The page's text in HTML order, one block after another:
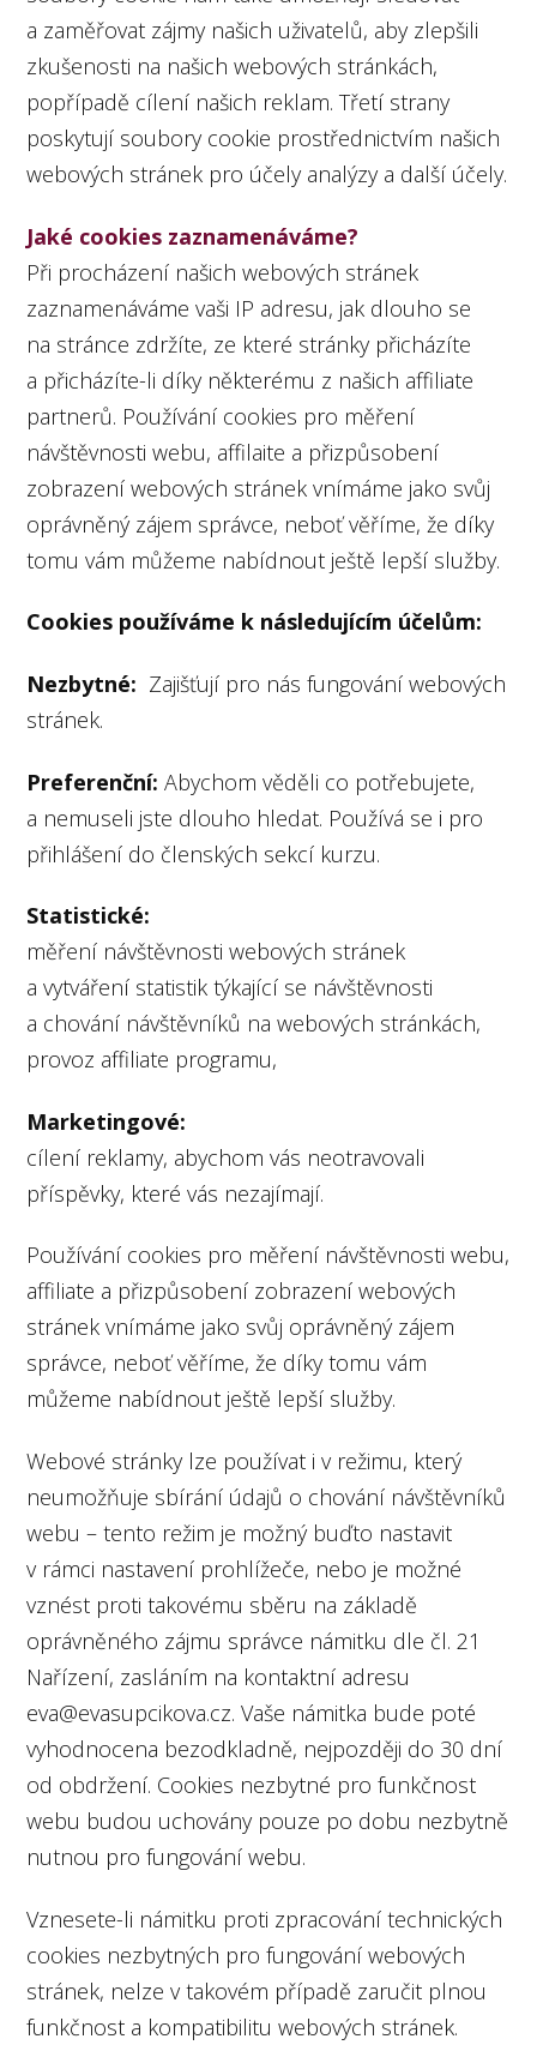
a zaměřovat zájmy našich uživatelů, aby zlepšili
zkušenosti na našich webových stránkách,
popřípadě cílení našich reklam. Třetí strany
poskytují soubory cookie prostřednictvím našich
webových stránek pro účely analýzy a další účely.
Jaké cookies zaznamenáváme?
Při procházení našich webových stránek
zaznamenáváme vaši IP adresu, jak dlouho se
na stránce zdržíte, ze které stránky přicházíte
a přicházíte-li díky některému z našich affiliate
partnerů. Používání cookies pro měření
návštěvnosti webu, affilaite a přizpůsobení
zobrazení webových stránek vnímáme jako svůj
oprávněný zájem správce, neboť věříme, že díky
tomu vám můžeme nabídnout ještě lepší služby.
Cookies používáme k následujícím účelům:
Nezbytné: Zajišťují pro nás fungování webových
stránek.
Preferenční: Abychom věděli co potřebujete,
a nemuseli jste dlouho hledat. Používá se i pro
přihlášení do členských sekcí kurzu.
Statistické:
měření návštěvnosti webových stránek
a vytváření statistik týkající se návštěvnosti
a chování návštěvníků na webových stránkách,
provoz affiliate programu,
Marketingové:
cílení reklamy, abychom vás neotravovali
příspěvky, které vás nezajímají.
Používání cookies pro měření návštěvnosti webu,
affiliate a přizpůsobení zobrazení webových
stránek vnímáme jako svůj oprávněný zájem
správce, neboť věříme, že díky tomu vám
můžeme nabídnout ještě lepší služby.
Webové stránky lze používat i v režimu, který
neumožňuje sbírání údajů o chování návštěvníků
webu – tento režim je možný buďto nastavit
v rámci nastavení prohlížeče, nebo je možné
vznést proti takovému sběru na základě
oprávněného zájmu správce námitku dle čl. 21
Nařízení, zasláním na kontaktní adresu
eva@evasupcikova.cz. Vaše námitka bude poté
vyhodnocena bezodkladně, nejpozději do 30 dní
od obdržení. Cookies nezbytné pro funkčnost
webu budou uchovány pouze po dobu nezbytně
nutnou pro fungování webu.
Vznesete-li námitku proti zpracování technických
cookies nezbytných pro fungování webových
stránek, nelze v takovém případě zaručit plnou
funkčnost a kompatibilitu webových stránek.